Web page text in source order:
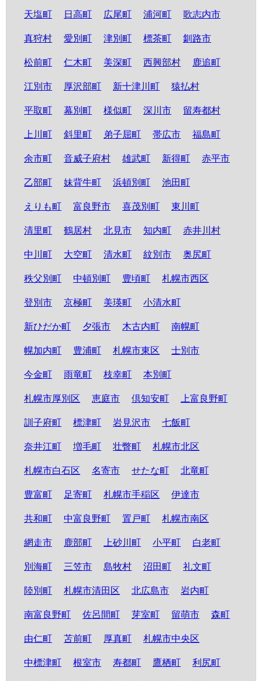
天塩町 日高町 広尾町 浦河町 歌志内市
真狩村 愛別町 津別町 標茶町 釧路市
松前町 仁木町 美深町 西興部村 鹿追町
江別市 厚沢部町 新十津川町 猿払村
平取町 幕別町 様似町 深川市 留寿都村
上川町 斜里町 弟子屈町 帯広市 福島町
余市町 音威子府村 雄武町 新得町 赤平市
乙部町 妹背牛町 浜頓別町 池田町
えりも町 富良野市 喜茂別町 東川町
清里町 鶴居村 北見市 知内町 赤井川村
中川町 大空町 清水町 紋別市 奥尻町
秩父別町 中頓別町 豊頃町 札幌市西区
登別市 京極町 美瑛町 小清水町
新ひだか町 夕張市 木古内町 南幌町
幌加内町 豊浦町 札幌市東区 士別市
今金町 雨竜町 枝幸町 本別町
札幌市厚別区 恵庭市 倶知安町 上富良野町
訓子府町 標津町 岩見沢市 七飯町
奈井江町 増毛町 壮瞥町 札幌市北区
札幌市白石区 名寄市 せたな町 北竜町
豊富町 足寄町 札幌市手稲区 伊達市
共和町 中富良野町 置戸町 札幌市南区
網走市 鹿部町 上砂川町 小平町 白老町
別海町 三笠市 島牧村 沼田町 礼文町
陸別町 札幌市清田区 北広島市 岩内町
南富良野町 佐呂間町 芽室町 留萌市 森町
由仁町 苫前町 厚真町 札幌市中央区
中標津町 根室市 寿都町 鷹栖町 利尻町